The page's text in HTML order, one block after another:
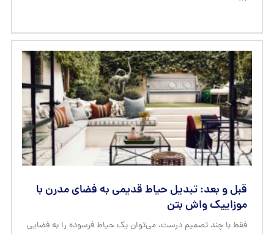
قبل و بعد: تبدیل حیاط قدیمی به فضای مدرن با
موزاییک واش بتن
فقط با چند تصمیم درست، می‌توان یک حیاط فرسوده را به فضایی